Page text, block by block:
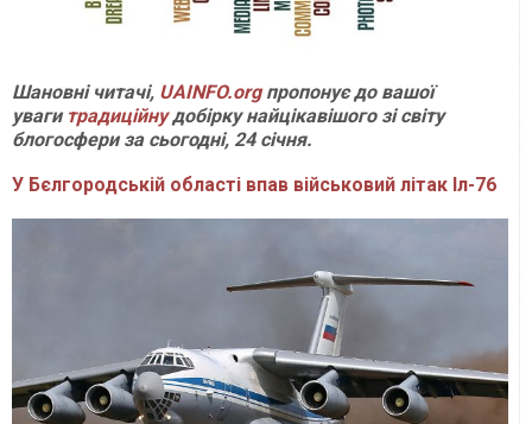
Шановні читачі, UAINFO.orgпропонує до вашої
уваги традиційнудобірку найцікавішого зі світу
блогосфери за сьогодні, 24 січня.
У Бєлгородській області впав військовий літак Іл-76